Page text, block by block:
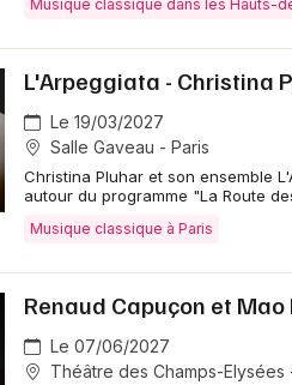
Musique classique dans les Hauts-
L'Arpeggiata - Christina
Le 19/03/2027
Salle Gaveau - Paris
Christina Pluhar et son ensemble
autour du programme "La Route
Musique classique à Paris
Renaud Capuçon et
Le 07/06/2027
Théâtre des Champs-Elysées